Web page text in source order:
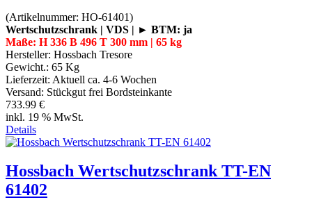
(Artikelnummer: HO-61401)
Wertschutzschrank | VDS | ► BTM: ja
Maße: H 336 B 496 T 300 mm | 65 kg
Hersteller: Hossbach Tresore
Gewicht.: 65 Kg
Lieferzeit: Aktuell ca. 4-6 Wochen
Versand: Stückgut frei Bordsteinkante
733.99 €
inkl. 19 % MwSt.
Details
Hossbach Wertschutzschrank TT-EN
61402